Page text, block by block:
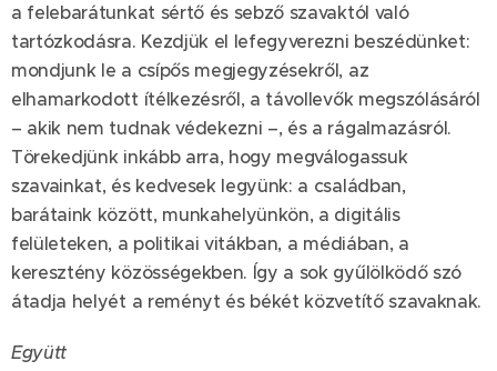
a felebarátunkat sértő és sebző szavaktól való
tartózkodásra. Kezdjük el lefegyverezni beszédünket:
mondjunk le a csípős megjegyzésekről, az
elhamarkodott ítélkezésről, a távollevők megszólásáról
– akik nem tudnak védekezni –, és a rágalmazásról.
Törekedjünk inkább arra, hogy megválogassuk
szavainkat, és kedvesek legyünk: a családban,
barátaink között, munkahelyünkön, a digitális
felületeken, a politikai vitákban, a médiában, a
keresztény közösségekben. Így a sok gyűlölködő szó
átadja helyét a reményt és békét közvetítő szavaknak.
Együtt